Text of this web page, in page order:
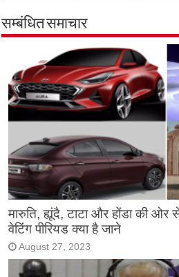
सम्बंधित समाचार
मारुति, ह्यूंदै, टाटा और होंडा की
वेटिंग पीरियड क्या है जाने
August 27, 2023